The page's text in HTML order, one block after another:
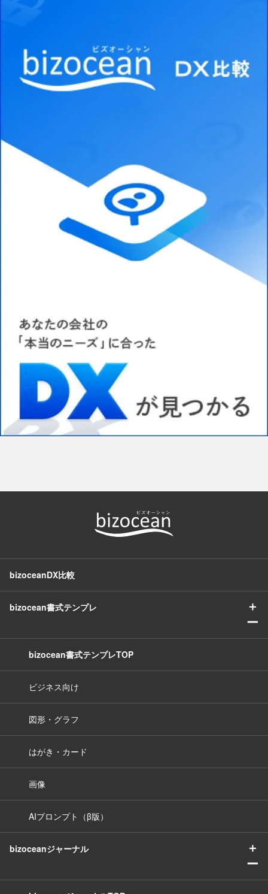
bizoceanDX比較
bizocean書式テンプレ
＋
ー
bizocean書式テンプレTOP
ビジネス向け
図形・グラフ
はがき・カード
画像
AIプロンプト（β版）
bizoceanジャーナル
＋
ー